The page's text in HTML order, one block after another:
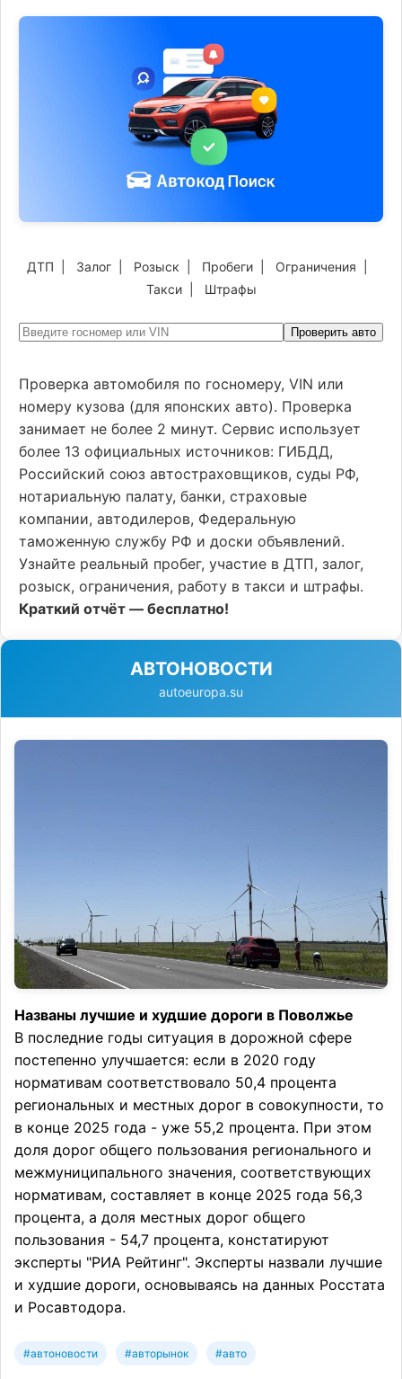
ДТП Залог Розыск Пробеги Ограничения
Такси| Штрафы
Проверить авто
Проверка автомобиля по госномеру, VIN или
номеру кузова (для японских авто). Проверка
занимает не более 2 минут. Сервис использует
более 13 официальных источников: ГИБДД,
Российский союз автостраховщиков, суды РФ,
нотариальную палату, банки, страховые
компании, автодилеров, Федеральную
таможенную службу РФ и доски объявлений.
Узнайте реальный пробег, участие в ДТП, залог,
розыск, ограничения, работу в такси и штрафы.
Краткий отчёт — бесплатно!
АВТОНОВОСТИ
autoeuropa.su
Названы лучшие и худшие дороги в Поволжье
В последние годы ситуация в дорожной сфере
постепенно улучшается: если в 2020 году
нормативам соответствовало 50,4 процента
региональных и местных дорог в совокупности, то
в конце 2025 года - уже 55,2 процента. При этом
доля дорог общего пользования регионального и
межмуниципального значения, соответствующих
нормативам, составляет в конце 2025 года 56,3
процента, а доля местных дорог общего
пользования - 54,7 процента, констатируют
эксперты "РИА Рейтинг". Эксперты назвали лучшие
и худшие дороги, основываясь на данных Росстата
и Росавтодора.
#автоновости #авторынок #авто